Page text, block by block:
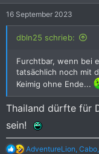
16 September 2023
dbln25 schrieb:
Furchtbar, wenn bei
tatsächlich noch mit
Keimig ohne Ende...
Thailand dürfte für
sein!
R
AdventureLion Cabo